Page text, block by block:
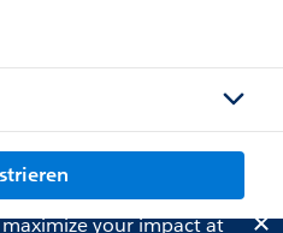
your impact at